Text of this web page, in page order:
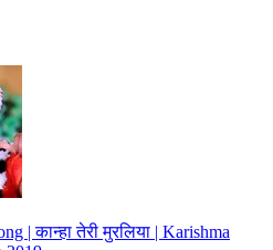
| कान्हा तेरी मुरलिया | Karishma